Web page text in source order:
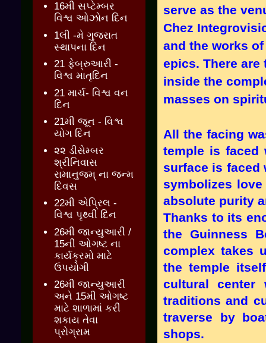
serve as the
Chez
and the works
epics. There
inside the
masses on
All the facing
temple is faced
surface is faced
symbolizes
absolute purity
Thanks to its
the Guinness
complex takes
the temple
cultural center
traditions and
traverse by
shops.
16મી સપ્ટેમ્બર
વિશ્વ ઓઝોન દિન
1લી -મે ગુજરાત
સ્થાપના દિન
21 ફેબ્રુઆરી -
વિશ્વ માતૃદિન
21 માર્ચ- વિશ્વ વન
દિન
21મી જૂન - વિશ્વ
યોગ દિન
૨૨ ડીસેમ્બર
શ્રીનિવાસ
રામાનુજમ્ ના જન્મ
દિવસ
22મી એપ્રિલ -
વિશ્વ પૃથ્વી દિન
26મી જાન્યુઆરી /
15ની ઓગષ્ટ ના
કાર્યક્રમો માટે
ઉપયોગી
26મી જાન્યુઆરી
અને 15મી ઓગષ્ટ
માટે શાળામાં કરી
શકાય તેવા
પ્રોગ્રામ